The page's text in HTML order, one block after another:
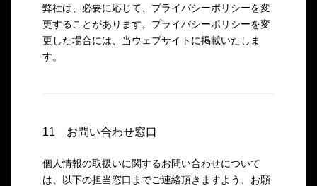
弊社は、必要に応じて、プライバシーポリシーを変
更することがあります。プライバシーポリシーを変
更した場合には、当ウェブサイトに掲載いたしま
す。
11 お問い合わせ窓口
個人情報の取扱いに関するお問い合わせについて
は、以下の担当窓口までご連絡頂きますよう、お願